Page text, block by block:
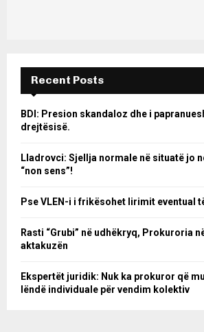
Recent Posts
BDI: Presion skandaloz dhe i
drejtësisë.
Lladrovci: Sjellja normale në situatë jo
“non sens”!
Pse VLEN-i i frikësohet lirimit eventual
Rasti “Grubi” në udhëkryq, Prokuroria
aktakuzën
Ekspertët juridik: Nuk ka prokuror që
lëndë individuale për vendim kolektiv